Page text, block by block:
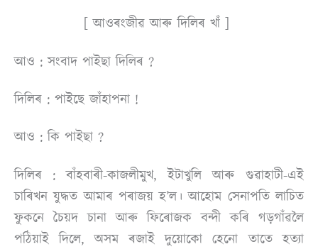
[ আওৰংজীৱ আৰু দিলিৰ খাঁ ]
আও : সংবাদ পাইছা দিলিৰ ?
দিলিৰ : পাইছে জাঁহাপনা !
আও : কি পাইছা ?
দিলিৰ : বাঁহবাৰী-কাজলীমুখ, ইটাখুলি আৰু গুৱাহাটী-এই
চাৰিখন যুদ্ধত আমাৰ পৰাজয় হ’ল। আহােম সেনাপতি লাচিত
ফুকনে চৈয়দ চানা আৰু ফিৰােজক বন্দী কৰি গড়গাঁৱলৈ
পঠিয়াই দিলে, অসম ৰজাই দুয়ােকো হেনো তাতে হত্যা